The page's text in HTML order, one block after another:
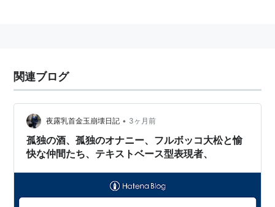
女長編『喧嘩』を発表。兵役を経て、59年にはハリウ
大作戦』『ヒッチコック劇場』など、数多くのテレビ番
組のシナリオを手がける。
SF作家としては1960年に長編第１作「The Man with
クィン！”とチクタクマンはいった」でヒューゴー賞、
ネビュラ賞のダブルクラウンを獲得。以後、「世界の中
関連ブログ
夜露乳首金玉崩壊日記 • 3ヶ月前
孤独の酒、孤独のオナニー、フルボッコ大松と愉
快な仲間たち、テキストベース型表現者、